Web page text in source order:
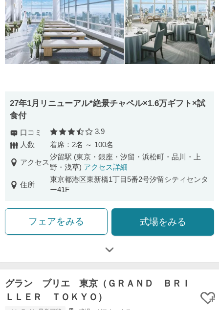
27年1月リニューアル*絶景チャペル×1.6万ギフト×試
食付
口コミ 口コミ評価
3.9
人数
着席：2名 ～ 100名
アクセス
汐留駅 (東京・銀座・汐留・浜松町・品川・上
野・浅草) アクセス詳細
住所
東京都港区東新橋1丁目5番2号汐留シティセンタ
ー41F
フェアをみる 式場をみる
グラン ブリエ 東京（ＧＲＡＮＤ ＢＲＩ
ＬＬＥＲ ＴＯＫＹＯ）